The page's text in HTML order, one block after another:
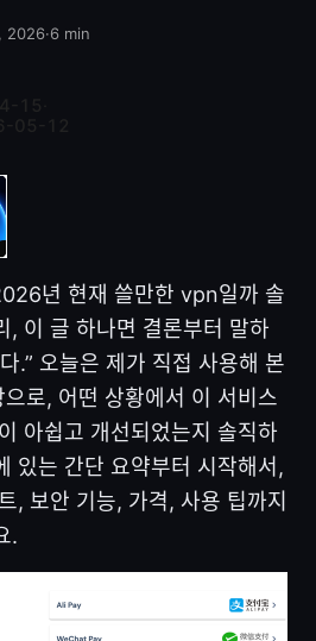
2026·6 min
년 현재 쓸만한 vpn일까 솔
, 이 글 하나면 결론부터 말하
.” 오늘은 제가 직접 사용해 본
로, 어떤 상황에서 이 서비스
아쉽고 개선되었는지 솔직하
있는 간단 요약부터 시작해서,
, 보안 기능, 가격, 사용 팁까지
.